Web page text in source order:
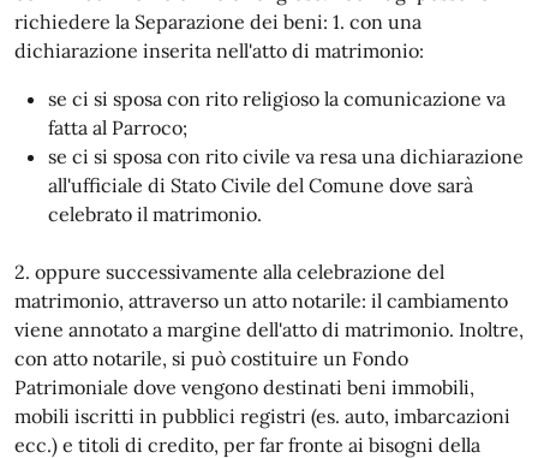
richiedere la Separazione dei beni: 1. con una
dichiarazione inserita nell'atto di matrimonio:
se ci si sposa con rito religioso la comunicazione va
fatta al Parroco;
se ci si sposa con rito civile va resa una dichiarazione
all'ufficiale di Stato Civile del Comune dove sarà
celebrato il matrimonio.
2. oppure successivamente alla celebrazione del
matrimonio, attraverso un atto notarile: il cambiamento
viene annotato a margine dell'atto di matrimonio. Inoltre,
con atto notarile, si può costituire un Fondo
Patrimoniale dove vengono destinati beni immobili,
mobili iscritti in pubblici registri (es. auto, imbarcazioni
ecc.) e titoli di credito, per far fronte ai bisogni della